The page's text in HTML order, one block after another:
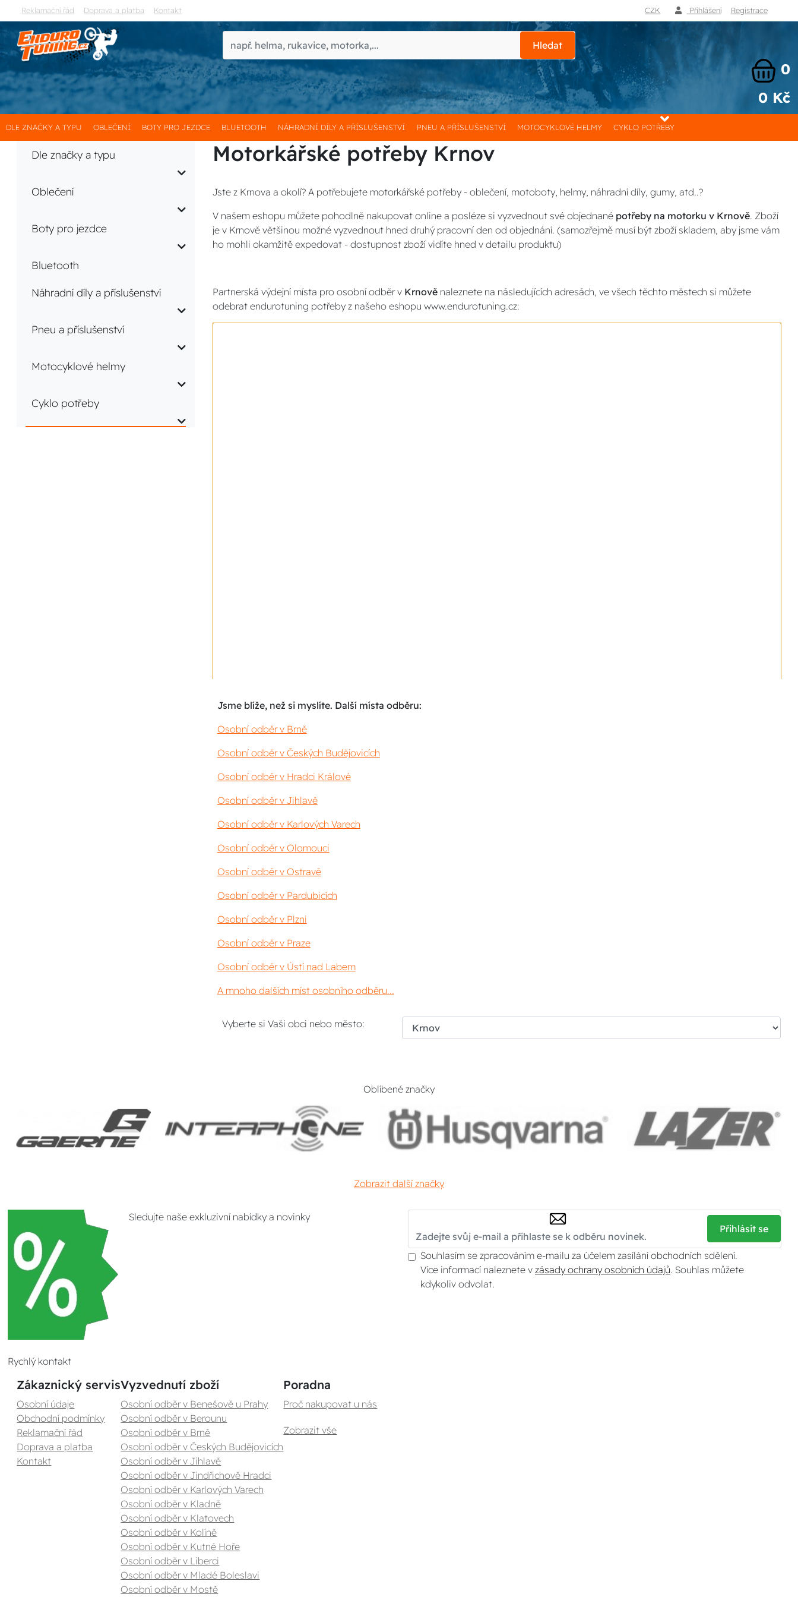
Reklamační řád Doprava a platba Kontakt CZK Přihlášení Registrace
Hledat
0
0 Kč
DLE ZNAČKY A TYPU OBLEČENÍ BOTY PRO JEZDCE BLUETOOTH NÁHRADNÍ DÍLY A PŘÍSLUŠENSTVÍ PNEU A PŘÍSLUŠENSTVÍ MOTOCYKLOVÉ HELMY CYKLO POTŘEBY
Dle značky a typu
Oblečení
Boty pro jezdce
Bluetooth
Náhradní díly a příslušenství
Pneu a příslušenství
Motocyklové helmy
Cyklo potřeby
Motorkářské potřeby Krnov
Jste z Krnova a okolí? A potřebujete motorkářské potřeby - oblečení, motoboty, helmy, náhradní díly, gumy, atd..?
V našem eshopu můžete pohodlně nakupovat online a posléze si vyzvednout své objednané potřeby na motorku v Krnově. Zboží
je v Krnově většinou možné vyzvednout hned druhý pracovní den od objednání. (samozřejmě musí být zboží skladem, aby jsme vám
ho mohli okamžitě expedovat - dostupnost zboží vidíte hned v detailu produktu)
Partnerská výdejní místa pro osobní odběr v Krnověnaleznete na následujících adresách, ve všech těchto městech si můžete
odebrat endurotuning potřeby z našeho eshopu www.endurotuning.cz:
Jsme blíže, než si myslíte. Další místa odběru:
Osobní odběr v Brně
Osobní odběr v Českých Budějovicích
Osobní odběr v Hradci Králové
Osobní odběr v Jihlavě
Osobní odběr v Karlových Varech
Osobní odběr v Olomouci
Osobní odběr v Ostravě
Osobní odběr v Pardubicích
Osobní odběr v Plzni
Osobní odběr v Praze
Osobní odběr v Ústí nad Labem
A mnoho dalších míst osobního odběru...
Vyberte si Vaši obci nebo město:
Oblíbené značky
Zobrazit další značky
Sledujte naše exkluzivní nabídky a novinky
Přihlásit se
Souhlasím se zpracováním e-mailu za účelem zasílání obchodních sdělení.
Více informací naleznete v zásady ochrany osobních údajů. Souhlas můžete
kdykoliv odvolat.
Rychlý kontakt
Zákaznický servis
Osobní údaje
Obchodní podmínky
Reklamační řád
Doprava a platba
Kontakt
Vyzvednutí zboží
Osobní odběr v Benešově u Prahy
Osobní odběr v Berounu
Osobní odběr v Brně
Osobní odběr v Českých Budějovicích
Osobní odběr v Jihlavě
Osobní odběr v Jindřichově Hradci
Osobní odběr v Karlových Varech
Osobní odběr v Kladně
Osobní odběr v Klatovech
Osobní odběr v Kolíně
Osobní odběr v Kutné Hoře
Osobní odběr v Liberci
Osobní odběr v Mladé Boleslavi
Osobní odběr v Mostě
Poradna
Proč nakupovat u nás
Zobrazit vše